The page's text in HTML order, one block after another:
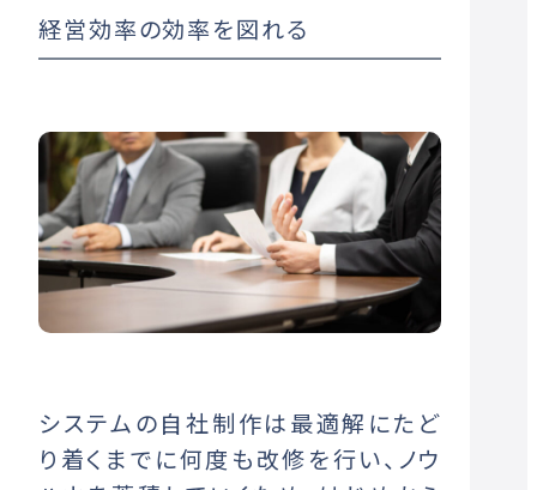
経営効率の効率を図れる
システムの自社制作は最適解にたど
り着くまでに何度も改修を行い、ノウ